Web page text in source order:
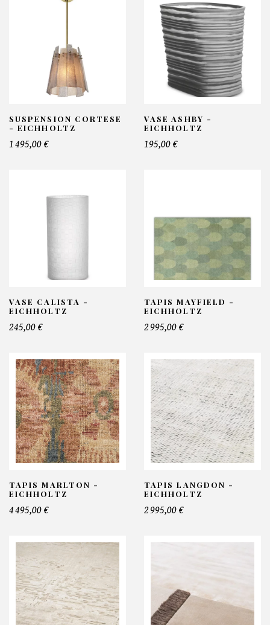
SUSPENSION CORTESE
- EICHHOLTZ
1 495,00 €
VASE ASHBY -
EICHHOLTZ
195,00 €
VASE CALISTA -
EICHHOLTZ
245,00 €
TAPIS MAYFIELD -
EICHHOLTZ
2 995,00 €
TAPIS MARLTON -
EICHHOLTZ
4 495,00 €
TAPIS LANGDON -
EICHHOLTZ
2 995,00 €